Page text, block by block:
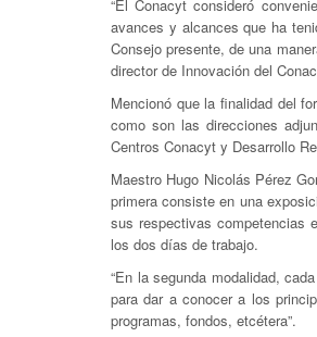
“El Conacyt consideró
avances y alcances que ha
Consejo presente, de una
director de Innovación del
Mencionó que la finalidad del
como son las direcciones
Centros Conacyt y Desarrollo
Maestro Hugo Nicolás Pérez
primera consiste en una
sus respectivas competencias
los dos días de trabajo.
“En la segunda modalidad,
para dar a conocer a los
programas, fondos, etcétera”.